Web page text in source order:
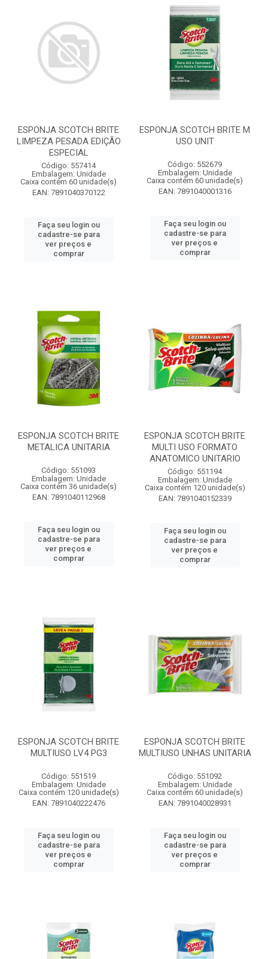
ESPONJA SCOTCH BRITE
LIMPEZA PESADA EDIÇÃO
ESPECIAL
Código: 557414
Embalagem: Unidade
Caixa contém 60 unidade(s)
EAN: 7891040370122
Faça seu login ou
cadastre-se para
ver preços e
comprar
ESPONJA SCOTCH BRITE M
USO UNIT
Código: 552679
Embalagem: Unidade
Caixa contém 60 unidade(s)
EAN: 7891040001316
Faça seu login ou
cadastre-se para
ver preços e
comprar
ESPONJA SCOTCH BRITE
METALICA UNITARIA
Código: 551093
Embalagem: Unidade
Caixa contém 36 unidade(s)
EAN: 7891040112968
Faça seu login ou
cadastre-se para
ver preços e
comprar
ESPONJA SCOTCH BRITE
MULTI USO FORMATO
ANATOMICO UNITARIO
Código: 551194
Embalagem: Unidade
Caixa contém 120 unidade(s)
EAN: 7891040152339
Faça seu login ou
cadastre-se para
ver preços e
comprar
ESPONJA SCOTCH BRITE
MULTIUSO LV4 PG3
Código: 551519
Embalagem: Unidade
Caixa contém 120 unidade(s)
EAN: 7891040222476
Faça seu login ou
cadastre-se para
ver preços e
comprar
ESPONJA SCOTCH BRITE
MULTIUSO UNHAS UNITARIA
Código: 551092
Embalagem: Unidade
Caixa contém 60 unidade(s)
EAN: 7891040028931
Faça seu login ou
cadastre-se para
ver preços e
comprar